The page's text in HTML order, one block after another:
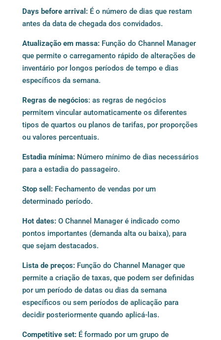
Days before arrival: É o número de dias que restam
antes da data de chegada dos convidados.
Atualização em massa: Função do Channel Manager
que permite o carregamento rápido de alterações de
inventário por longos períodos de tempo e dias
específicos da semana.
Regras de negócios: as regras de negócios
permitem vincular automaticamente os diferentes
tipos de quartos ou planos de tarifas, por proporções
ou valores percentuais.
Estadia mínima: Número mínimo de dias necessários
para a estadia do passageiro.
Stop sell: Fechamento de vendas por um
determinado período.
Hot dates: O Channel Manager é indicado como
pontos importantes (demanda alta ou baixa), para
que sejam destacados.
Lista de preços: Função do Channel Manager que
permite a criação de taxas, que podem ser definidas
por um período de datas ou dias da semana
específicos ou sem períodos de aplicação para
decidir posteriormente quando aplicá-las.
Competitive set: É formado por um grupo de